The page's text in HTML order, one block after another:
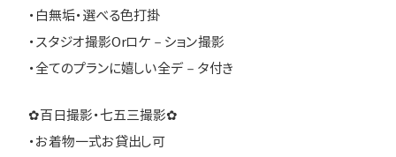
・白無垢・選べる色打掛
・スタジオ撮影Orロケ－ション撮影
・全てのプランに嬉しい全デ－タ付き
✿百日撮影・七五三撮影✿
・お着物一式お貸出し可